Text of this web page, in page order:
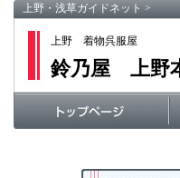
上野・浅草ガイドネット >
上野 着物呉服屋
鈴乃屋 上野